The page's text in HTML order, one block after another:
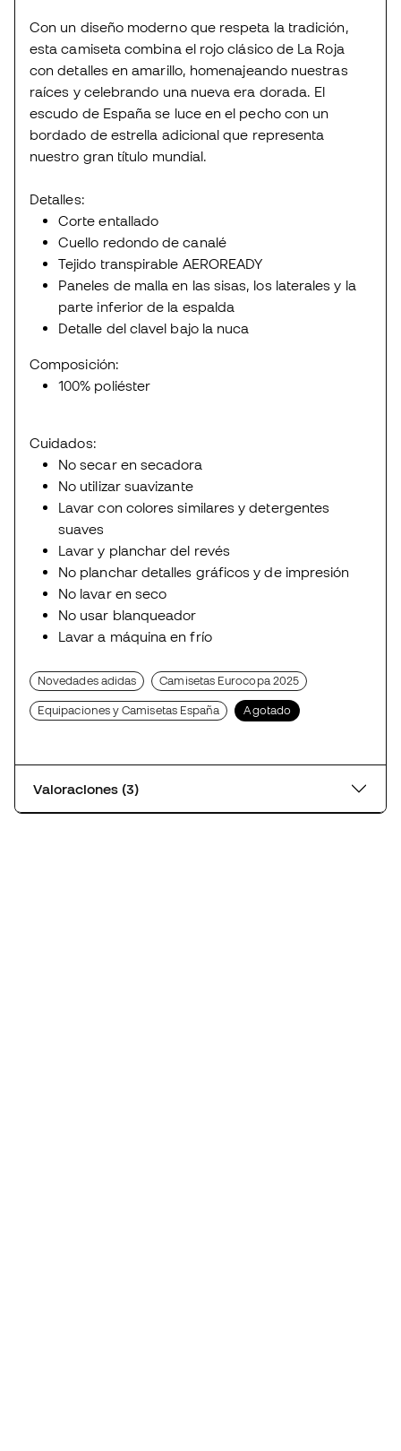
Con un diseño moderno que respeta la tradición,
esta camiseta combina el rojo clásico de La Roja
con detalles en amarillo, homenajeando nuestras
raíces y celebrando una nueva era dorada. El
escudo de España se luce en el pecho con un
bordado de estrella adicional que representa
nuestro gran título mundial.
Detalles:
Corte entallado
Cuello redondo de canalé
Tejido transpirable AEROREADY
Paneles de malla en las sisas, los laterales y la
parte inferior de la espalda
Detalle del clavel bajo la nuca
Composición:
100% poliéster
Cuidados:
No secar en secadora
No utilizar suavizante
Lavar con colores similares y detergentes
suaves
Lavar y planchar del revés
No planchar detalles gráficos y de impresión
No lavar en seco
No usar blanqueador
Lavar a máquina en frío
Novedades adidas Camisetas Eurocopa 2025
Equipaciones y Camisetas España Agotado
Valoraciones (3)